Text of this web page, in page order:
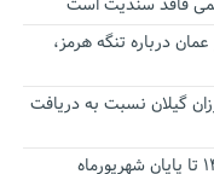
درباره تنگه هرمز،
گیلان نسبت به دریافت